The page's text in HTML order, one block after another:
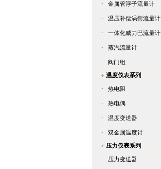
· 金属管浮子流量计
· 温压补偿涡街流量计
· 一体化威力巴流量计
· 蒸汽流量计
·
阀门组
温度仪表系列
·
热电阻
· 热电偶
· 温度变送器
·
双金属温度计
压力仪表系列
·
压力变送器